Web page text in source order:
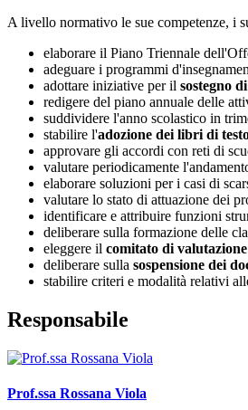
A livello normativo le sue competenze, i
elaborare il Piano Triennale
adeguare i programmi
adottare iniziative per il sostegno
redigere del piano annuale delle
suddividere l'anno scolastico in
stabilire l'adozione dei libri di
approvare gli accordi con reti di
valutare periodicamente
elaborare soluzioni per i casi di
valutare lo stato di attuazione dei
identificare e attribuire funzioni
deliberare sulla formazione delle
eleggere il comitato di
deliberare sulla sospensione dei
stabilire criteri e modalità relativi
Responsabile
Prof.ssa Rossana Viola